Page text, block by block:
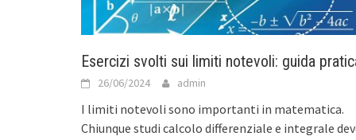
Esercizi svolti sui limiti notevoli: guida
26/06/2024 admin
I limiti notevoli sono importanti in matematica.
Chiunque studi calcolo differenziale e integrale